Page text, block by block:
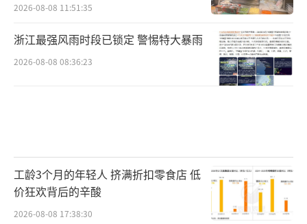
2026-08-08 11:51:35
浙江最强风雨时段已锁定 警惕特大暴雨
2026-08-08 08:36:23
工龄3个月的年轻人 挤满折扣零食店 低
价狂欢背后的辛酸
2026-08-08 17:38:30